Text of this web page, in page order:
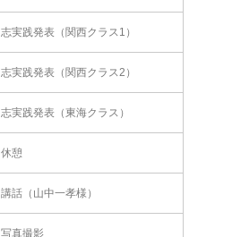
志実践発表（関西クラス1）
志実践発表（関西クラス2）
志実践発表（東海クラス）
休憩
講話（山中一孝様）
写真撮影